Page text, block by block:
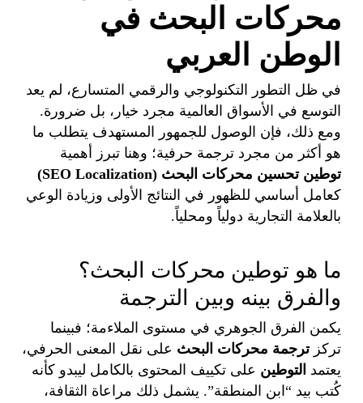
محركات البحث في
الوطن العربي
في ظل التطور التكنولوجي والرقمي المتسارع، لم يعد
التوسع في الأسواق العالمية مجرد خيار، بل ضرورة.
ومع ذلك، فإن الوصول للجمهور المستهدف يتطلب ما
هو أكثر من مجرد ترجمة حرفية؛ وهنا تبرز أهمية
توطين تحسين محركات البحث (SEO Localization)
كعامل أساسي للظهور في النتائج الأولى وزيادة الوعي
بالعلامة التجارية دولياً ومحلياً.
ما هو توطين محركات البحث؟
والفرق بينه وبين الترجمة
يكمن الفرق الجوهري في مستوى الملاءمة؛ فبينما
تركزترجمة محركات البحث على نقل المعنى الحرفي،
يعتمد التوطين على تكييف المحتوى بالكامل ليبدو كأنه
كُتب بيد “ابن المنطقة”. يشمل ذلك مراعاة الثقافة،